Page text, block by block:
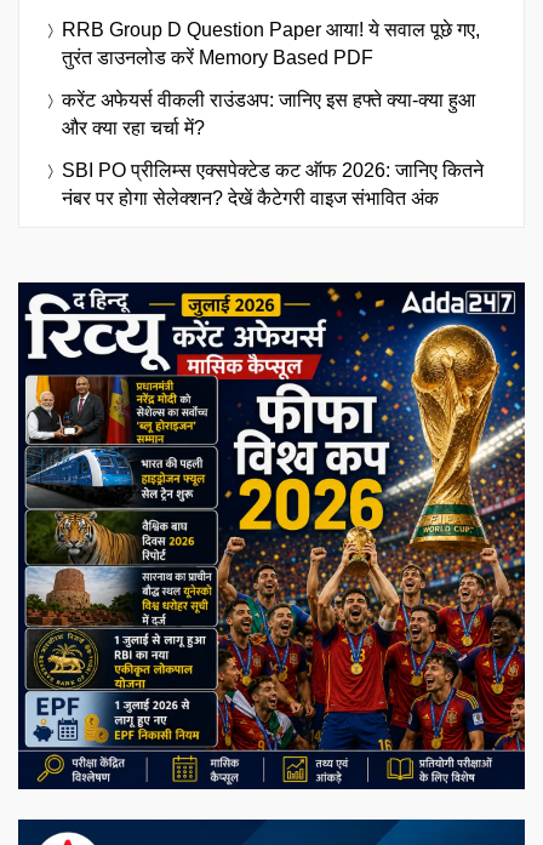
RRB Group D Question Paper आया! ये सवाल पूछे गए,
तुरंत डाउनलोड करें Memory Based PDF
करेंट अफेयर्स वीकली राउंडअप: जानिए इस हफ्ते क्या-क्या हुआ
और क्या रहा चर्चा में?
SBI PO प्रीलिम्स एक्सपेक्टेड कट ऑफ 2026: जानिए कितने
नंबर पर होगा सेलेक्शन? देखें कैटेगरी वाइज संभावित अंक